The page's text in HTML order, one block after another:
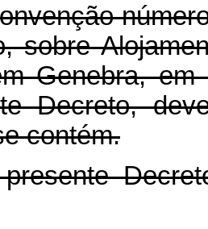
sobre
Genebra,
Decreto,
contém.